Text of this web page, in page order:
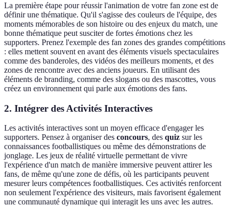
La première étape pour réussir l'animation de votre fan zone est de
définir une thématique. Qu'il s'agisse des couleurs de l'équipe, des
moments mémorables de son histoire ou des enjeux du match, une
bonne thématique peut susciter de fortes émotions chez les
supporters. Prenez l'exemple des fan zones des grandes compétitions
: elles mettent souvent en avant des éléments visuels spectaculaires
comme des banderoles, des vidéos des meilleurs moments, et des
zones de rencontre avec des anciens joueurs. En utilisant des
éléments de branding, comme des slogans ou des mascottes, vous
créez un environnement qui parle aux émotions des fans.
2. Intégrer des Activités Interactives
Les activités interactives sont un moyen efficace d'engager les
supporters. Pensez à organiser des concours, des quiz sur les
connaissances footballistiques ou même des démonstrations de
jonglage. Les jeux de réalité virtuelle permettant de vivre
l'expérience d'un match de manière immersive peuvent attirer les
fans, de même qu'une zone de défis, où les participants peuvent
mesurer leurs compétences footballistiques. Ces activités renforcent
non seulement l'expérience des visiteurs, mais favorisent également
une communauté dynamique qui interagit les uns avec les autres.